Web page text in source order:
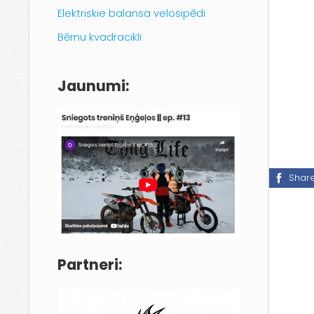
Elektriskie balansa velosipēdi
Bērnu kvadracikli
Jaunumi:
Partneri: